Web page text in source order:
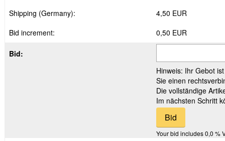
Shipping (Germany):
4,50 EUR
Bid increment:
0,50 EUR
Bid:
Hinweis: Ihr Gebot
Sie einen
Die vollständige
Im nächsten Schritt
Your bid includes 0,0 %